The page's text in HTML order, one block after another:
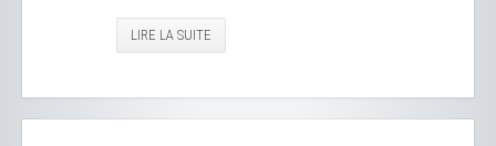
LIRE LA SUITE